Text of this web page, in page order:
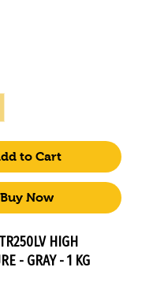
to Cart
Buy Now
HIGH
- GRAY - 1 KG